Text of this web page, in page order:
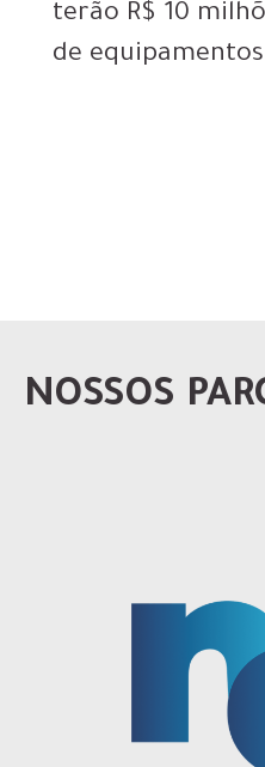
terão R$ 10
de
NOSSOS